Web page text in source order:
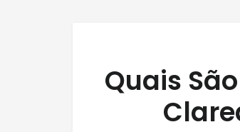
Quais